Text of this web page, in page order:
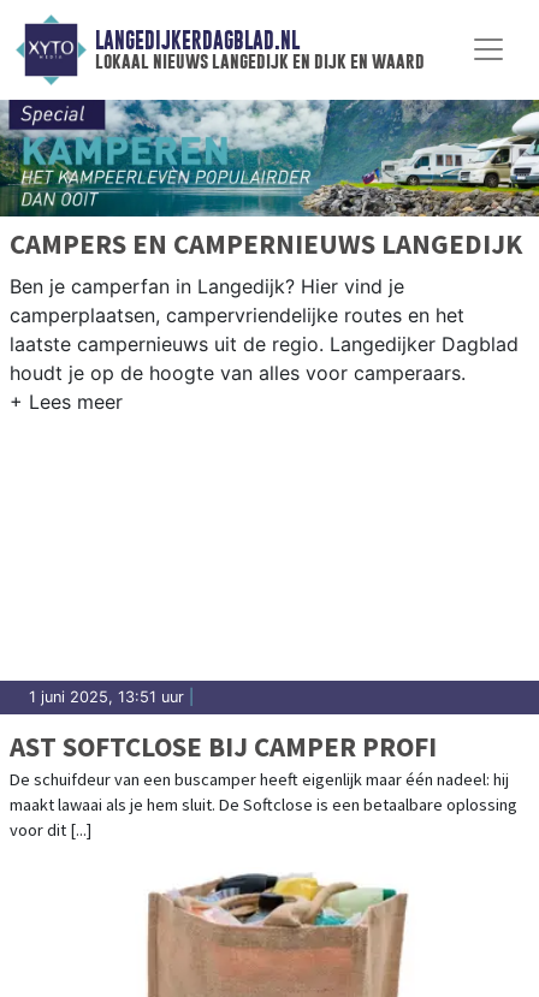
LANGEDIJKERDAGBLAD.NL
lokaal nieuws langedijk en dijk en waard
CAMPERS EN CAMPERNIEUWS LANGEDIJK
Ben je camperfan in Langedijk? Hier vind je
camperplaatsen, campervriendelijke routes en het
laatste campernieuws uit de regio. Langedijker Dagblad
houdt je op de hoogte van alles voor camperaars.
1 juni 2025, 13:51 uur
AST SOFTCLOSE BIJ CAMPER PROFI
De schuifdeur van een buscamper heeft eigenlijk maar één nadeel: hij
maakt lawaai als je hem sluit. De Softclose is een betaalbare oplossing
voor dit [...]